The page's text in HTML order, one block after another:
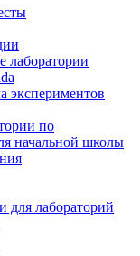
лаборатории
экспериментов
по
начальной школы
для лабораторий